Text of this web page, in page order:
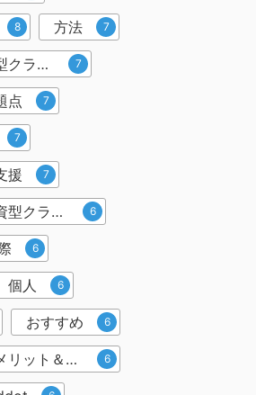
8 方法 7
融資型クラウドファンディング 7
点 7
7
援 7
投資型クラウドファンディング 6
6
個人 6
おすすめ 6
メリット＆デメリット 6